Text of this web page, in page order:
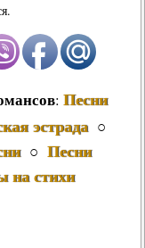
: Песни
эстрада○
○ Песни
на стихи